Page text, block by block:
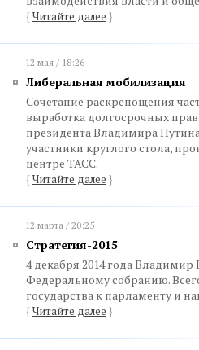
{ Читайте далее }
12 мая / 18:26
Либеральная мобилизация
Сочетание раскрепощения
выработка долгосрочных
президента Владимира
участники круглого стола,
центре ТАСС.
{ Читайте далее }
12 марта / 20:25
Стратегия-2015
4 декабря 2014 года
Федеральному собранию.
государства к парламенту и
{ Читайте далее }